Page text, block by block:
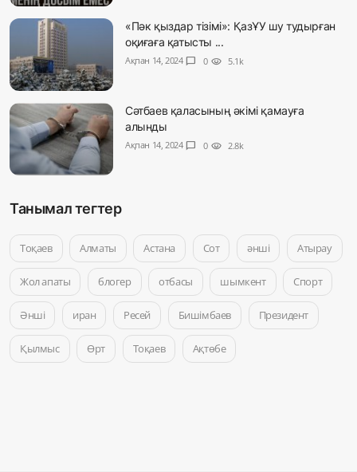
«Пәк қыздар тізімі»: ҚазҰУ шу тудырған
оқиғаға қатысты ...
Ақпан 14, 2024 chat_bubble 0 visibility 5.1k
Сәтбаев қаласының әкімі қамауға
алынды
Ақпан 14, 2024 chat_bubble 0 visibility 2.8k
Танымал тегтер
Тоқаев Алматы Астана Сот әнші Атырау
Жол апаты блогер отбасы шымкент Спорт
Әнші иран Ресей Бишімбаев Президент
Қылмыс Өрт Тоқаев Ақтөбе